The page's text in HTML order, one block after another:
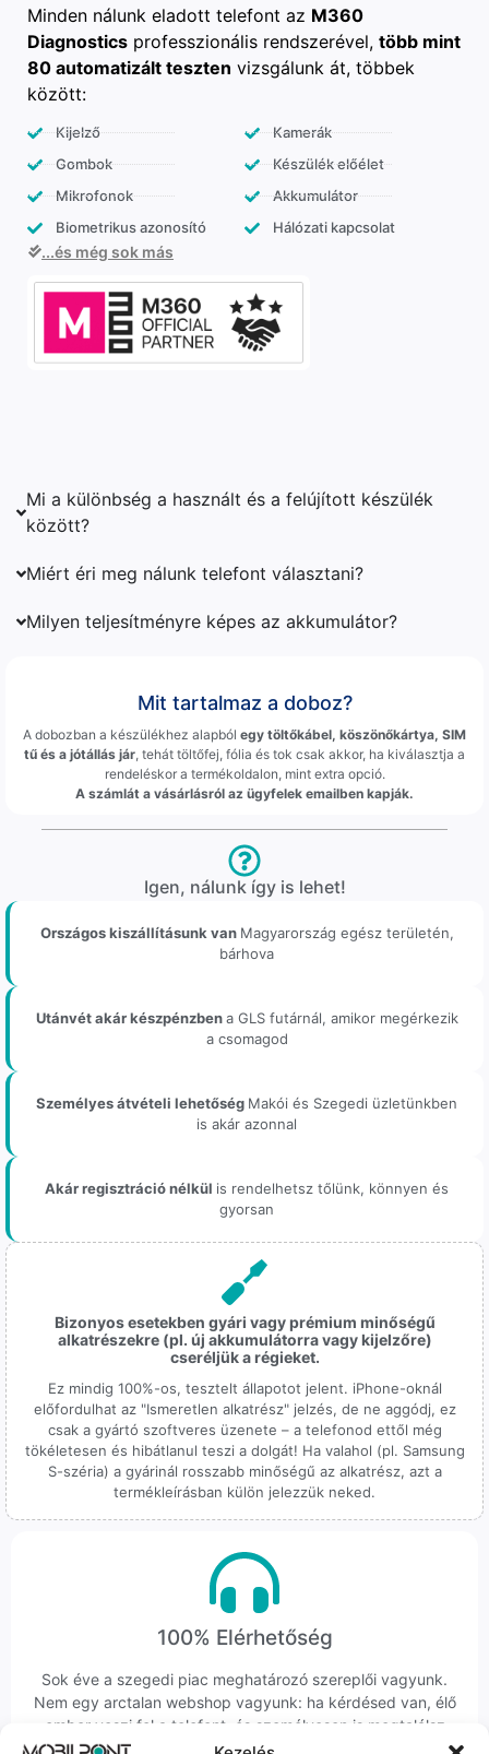
Minden nálunk eladott telefont az M360
Diagnostics professzionális rendszerével, több mint
80 automatizált teszten vizsgálunk át, többek
között:
Kijelző
Gombok
Mikrofonok
Biometrikus azonosító
Kamerák
Készülék előélet
Akkumulátor
Hálózati kapcsolat
...és még sok más
Mi a különbség a használt és a felújított készülék
között?
Miért éri meg nálunk telefont választani?
Milyen teljesítményre képes az akkumulátor?
Mit tartalmaz a doboz?
A dobozban a készülékhez alapból egy töltőkábel, köszönőkártya, SIM
tű és a jótállás jár, tehát töltőfej, fólia és tok csak akkor, ha kiválasztja a
rendeléskor a termékoldalon, mint extra opció.
A számlát a vásárlásról az ügyfelek emailben kapják.
Igen, nálunk így is lehet!
Országos kiszállításunk van Magyarország egész területén,
bárhova
Utánvét akár készpénzbena GLS futárnál, amikor megérkezik
a csomagod
Személyes átvételi lehetőség Makói és Szegedi üzletünkben
is akár azonnal
Akár regisztráció nélkül is rendelhetsz tőlünk, könnyen és
gyorsan
Bizonyos esetekben gyári vagy prémium minőségű
alkatrészekre (pl. új akkumulátorra vagy kijelzőre)
cseréljük a régieket.
Ez mindig 100%-os, tesztelt állapotot jelent. iPhone-oknál
előfordulhat az "Ismeretlen alkatrész" jelzés, de ne aggódj, ez
csak a gyártó szoftveres üzenete – a telefonod ettől még
tökéletesen és hibátlanul teszi a dolgát! Ha valahol (pl. Samsung
S-széria) a gyárinál rosszabb minőségű az alkatrész, azt a
termékleírásban külön jelezzük neked.
100% Elérhetőség
Sok éve a szegedi piac meghatározó szereplői vagyunk.
Nem egy arctalan webshop vagyunk: ha kérdésed van, élő
ember veszi fel a telefont, és személyesen is megtalálsz
minket Szegeden.